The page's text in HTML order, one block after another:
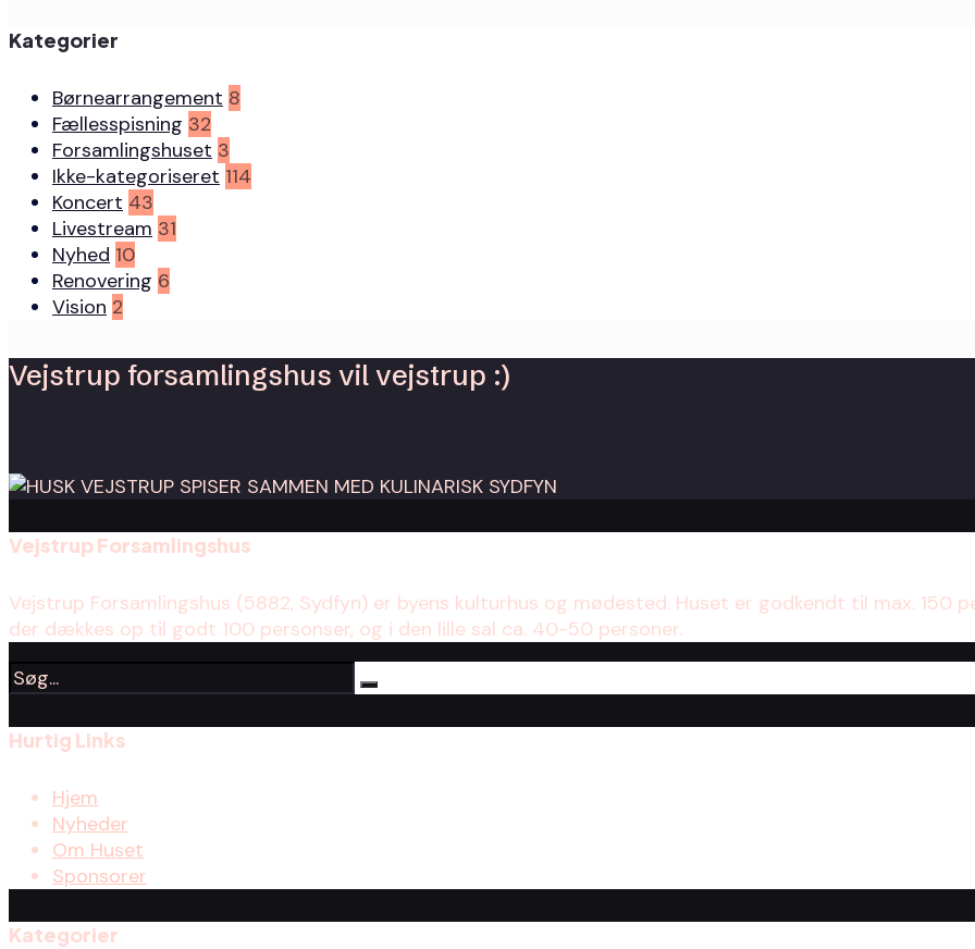
Kategorier
Børnearrangement 8
Fællesspisning 32
Forsamlingshuset 3
Ikke-kategoriseret 114
Koncert 43
Livestream 31
Nyhed 10
Renovering 6
Vision 2
Vejstrup forsamlingshus vil vejstrup :)
Vejstrup Forsamlingshus
Vejstrup Forsamlingshus (5882, Sydfyn) er byens kulturhus og mødested. Huset er godkendt til max. 150
der dækkes op til godt 100 personser, og i den lille sal ca. 40-50 personer.
Hurtig Links
Hjem
Nyheder
Om Huset
Sponsorer
Kategorier